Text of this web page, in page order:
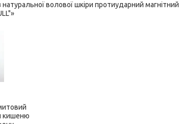
волової шкіри протиударний магнітний
кишеню